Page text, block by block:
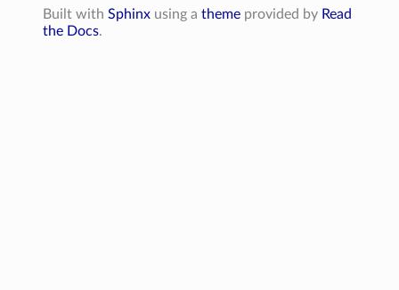
Built withSphinx using atheme provided by Read
the Docs.